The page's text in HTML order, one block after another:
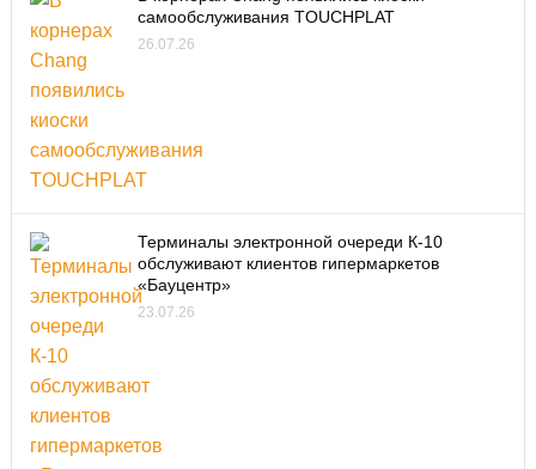
самообслуживания TOUCHPLAT
26.07.26
Терминалы электронной очереди К-10
обслуживают клиентов гипермаркетов
«Бауцентр»
23.07.26